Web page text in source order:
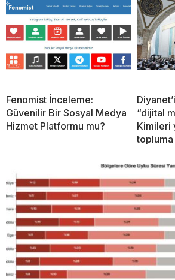
Fenomist İnceleme:
Güvenilir Bir Sosyal Medya
Hizmet Platformu mu?
“dijital
Kimileri